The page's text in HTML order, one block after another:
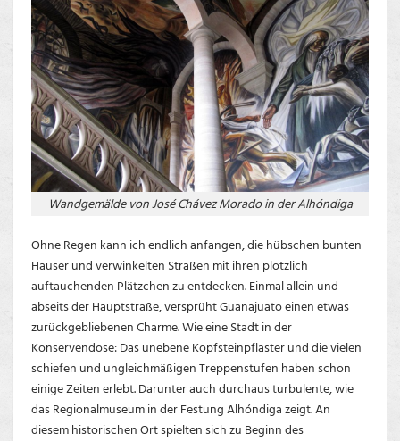
Wandgemälde von José Chávez Morado in der Alhóndiga
Ohne Regen kann ich endlich anfangen, die hübschen bunten
Häuser und verwinkelten Straßen mit ihren plötzlich
auftauchenden Plätzchen zu entdecken. Einmal allein und
abseits der Hauptstraße, versprüht Guanajuato einen etwas
zurückgebliebenen Charme. Wie eine Stadt in der
Konservendose: Das unebene Kopfsteinpflaster und die vielen
schiefen und ungleichmäßigen Treppenstufen haben schon
einige Zeiten erlebt. Darunter auch durchaus turbulente, wie
das Regionalmuseum in der Festung Alhóndiga zeigt. An
diesem historischen Ort spielten sich zu Beginn des